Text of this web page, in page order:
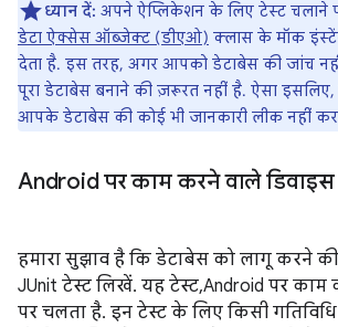
ध्यान दें: अपने ऐप्लिकेशन के लिए टेस्ट चलाने
डेटा ऐक्सेस ऑब्जेक्ट (डीएओ) क्लास के मॉक
देता है. इस तरह, अगर आपको डेटाबेस की जांच
पूरा डेटाबेस बनाने की ज़रूरत नहीं है. ऐसा
आपके डेटाबेस की कोई भी जानकारी लीक नहीं
Android पर काम करने वाले डिवाइस
हमारा सुझाव है कि डेटाबेस को लागू करने
JUnit टेस्ट लिखें. यह टेस्ट, Android पर काम
पर चलता है. इन टेस्ट के लिए किसी